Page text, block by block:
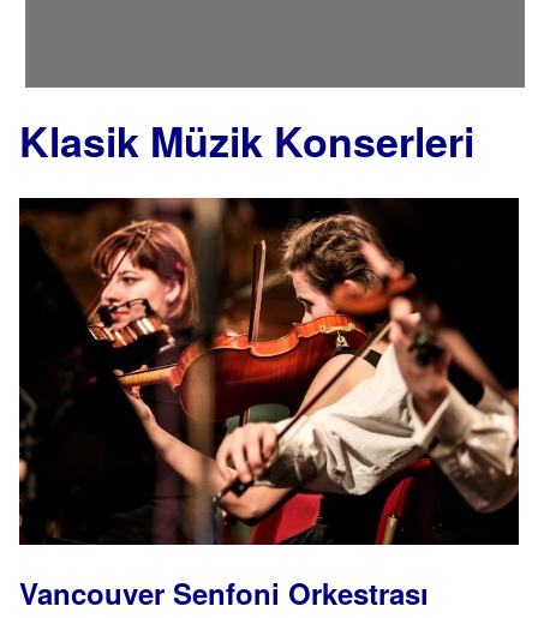
Klasik Müzik Konserleri
Vancouver Senfoni Orkestrası